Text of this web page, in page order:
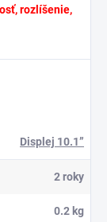
rozlíšenie,
Displej 10.1”
2 roky
0.2 kg